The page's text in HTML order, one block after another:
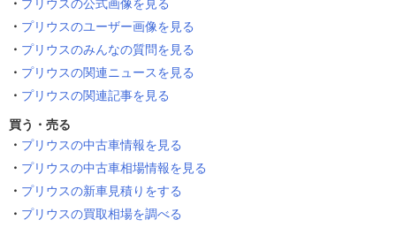
プリウスの公式画像を見る
プリウスのユーザー画像を見る
プリウスのみんなの質問を見る
プリウスの関連ニュースを見る
プリウスの関連記事を見る
買う・売る
プリウスの中古車情報を見る
プリウスの中古車相場情報を見る
プリウスの新車見積りをする
プリウスの買取相場を調べる